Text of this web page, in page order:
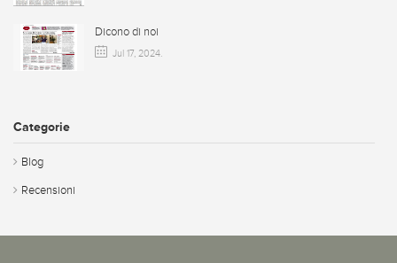
Dicono di noi
Jul 17, 2024.
Categorie
Blog
Recensioni